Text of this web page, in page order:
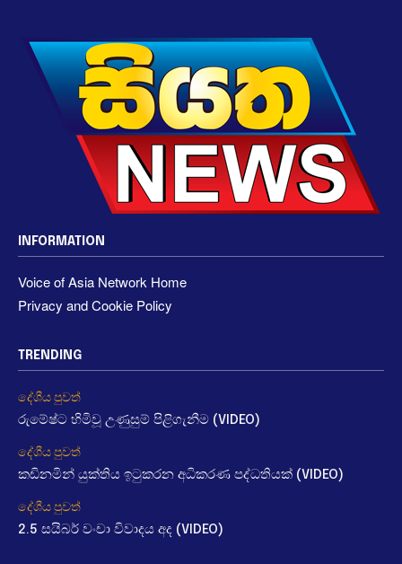
INFORMATION
Voice of Asia Network Home
Privacy and Cookie Policy
TRENDING
දේශීය පුවත්
රුමේෂ්ට හිමිවූ උණුසුම් පිළිගැනීම (VIDEO)
දේශීය පුවත්
කඩිනමින් යුක්තිය ඉටුකරන අධිකරණ පද්ධතියක් (VIDEO)
දේශීය පුවත්
2.5 සයිබර් වංචා විවාදය අද (VIDEO)